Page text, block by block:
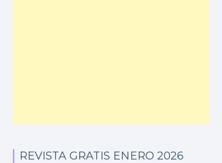
REVISTA GRATIS ENERO 2026